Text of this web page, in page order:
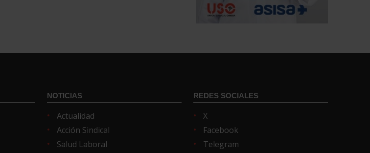
NOTICIAS
Actualidad
Acción Sindical
Salud Laboral
REDES SOCIALES
X
Facebook
Telegram